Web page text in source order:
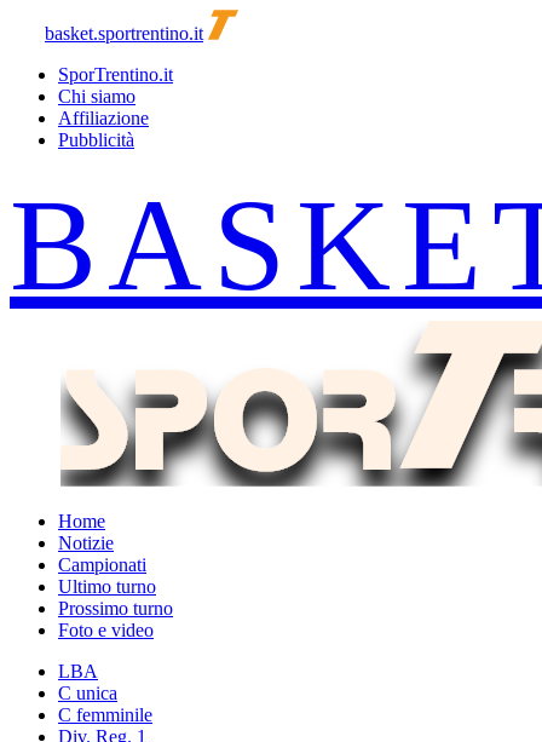
basket.sportrentino.it
SporTrentino.it
Chi siamo
Affiliazione
Pubblicità
Home
Notizie
Campionati
Ultimo turno
Prossimo turno
Foto e video
LBA
C unica
C femminile
Div. Reg. 1